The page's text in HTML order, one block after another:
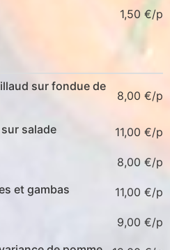
1,50 €
sur fondue de
8,00 €
salade 11,00 €
8,00 €
et gambas
11,00 €
9,00 €